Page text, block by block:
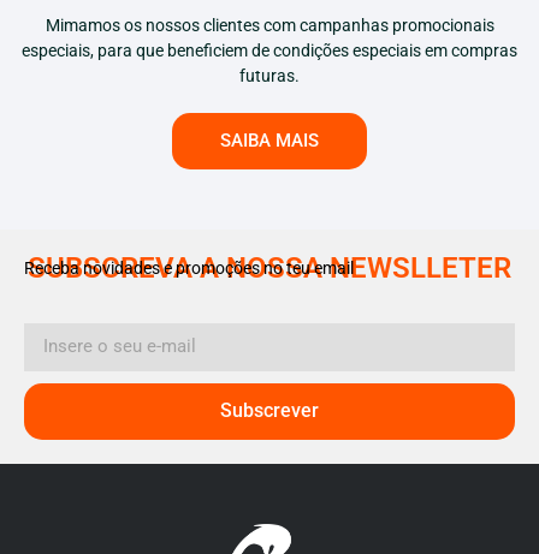
Mimamos os nossos clientes com campanhas promocionais
especiais, para que beneficiem de condições especiais em compras
futuras.
SAIBA MAIS
SUBSCREVA A NOSSA NEWSLLETER
Receba novidades e promoções no teu email
Subscrever